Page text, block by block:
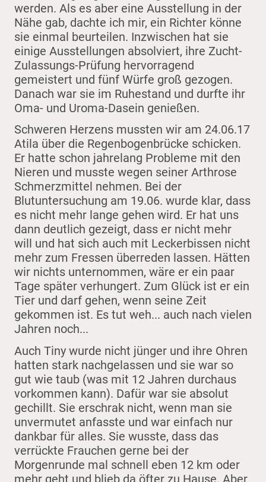
werden. Als es aber eine Ausstellung in der
Nähe gab, dachte ich mir, ein Richter könne
sie einmal beurteilen. Inzwischen hat sie
einige Ausstellungen absolviert, ihre Zucht-
Zulassungs-Prüfung hervorragend
gemeistert und fünf Würfe groß gezogen.
Danach war sie im Ruhestand und durfte ihr
Oma- und Uroma-Dasein genießen.
Schweren Herzens mussten wir am 24.06.17
Atila über die Regenbogenbrücke schicken.
Er hatte schon jahrelang Probleme mit den
Nieren und musste wegen seiner Arthrose
Schmerzmittel nehmen. Bei der
Blutuntersuchung am 19.06. wurde klar, dass
es nicht mehr lange gehen wird. Er hat uns
dann deutlich gezeigt, dass er nicht mehr
will und hat sich auch mit Leckerbissen nicht
mehr zum Fressen überreden lassen. Hätten
wir nichts unternommen, wäre er ein paar
Tage später verhungert. Zum Glück ist er ein
Tier und darf gehen, wenn seine Zeit
gekommen ist. Es tut weh... auch nach vielen
Jahren noch...
Auch Tiny wurde nicht jünger und ihre Ohren
hatten stark nachgelassen und sie war so
gut wie taub (was mit 12 Jahren durchaus
vorkommen kann). Dafür war sie absolut
gechillt. Sie erschrak nicht, wenn man sie
unvermutet anfasste und war einfach nur
dankbar für alles. Sie wusste, dass das
verrückte Frauchen gerne bei der
Morgenrunde mal schnell eben 12 km oder
mehr geht und blieb da öfter zu Hause. Aber